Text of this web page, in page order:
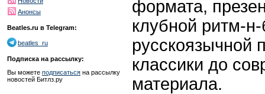
Анонсы
Beatles.ru в Telegram:
beatles_ru
Подписка на рассылку:
Вы можете подписаться на рассылку
новостей Битлз.ру
формата,
клубной ритм-
русскоязычной
классики до
материала.